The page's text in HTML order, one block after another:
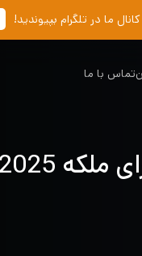
ما در تلگرام بپیوندید!
تماس با ما